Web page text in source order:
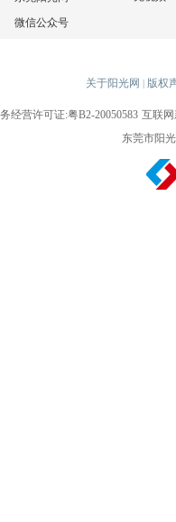
微信公众号
关于阳光网 | 版权
经营许可证:粤B2-20050583 互联网
东莞市阳